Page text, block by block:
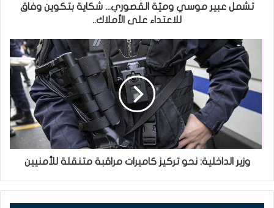
تشمل عبير موسي وميّة القصوري... شكاية بتكوين وفاق
للاعتداء على الأملاك..
وزير الداخلية: نحو تركيز كاميرات مراقبة متنقلة للأمنيين